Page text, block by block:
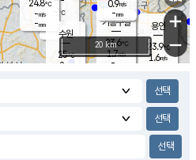
용인
23.9℃
1.6m/s
- ℃
m/s
mm
기흥구갈
23.6℃
1.7m/s
-
24.8℃
-m/s
-mm
0.9m/s
-mm
수원
25℃
2 m/s
+
−
20 km